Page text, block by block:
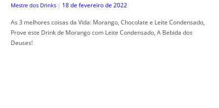
Mestre dos Drinks | 18 de fevereiro de 2022
As 3 melhores coisas da Vida: Morango, Chocolate e Leite Condensado,
Prove este Drink de Morango com Leite Condensado, A Bebida dos
Deuses!